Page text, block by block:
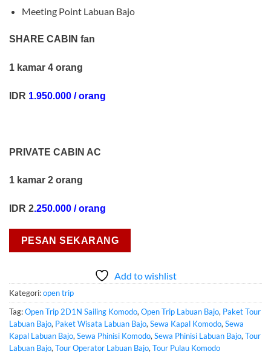
Meeting Point Labuan Bajo
SHARE CABIN fan
1 kamar 4 orang
IDR 1.950.000 / orang
PRIVATE CABIN AC
1 kamar 2 orang
IDR 2.250.000 / orang
PESAN SEKARANG
Add to wishlist
Kategori:open trip
Tag:Open Trip 2D1N Sailing Komodo, Open Trip Labuan Bajo, Paket Tour
Labuan Bajo, Paket Wisata Labuan Bajo, Sewa Kapal Komodo, Sewa
Kapal Labuan Bajo, Sewa Phinisi Komodo, Sewa Phinisi Labuan Bajo, Tour
Labuan Bajo, Tour Operator Labuan Bajo, Tour Pulau Komodo